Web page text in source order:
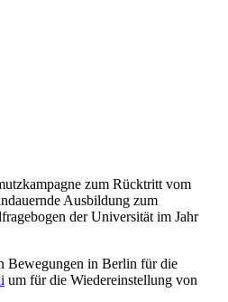
zum Rücktritt vom
Ausbildung zum
der Universität im Jahr
Bewegungen in Berlin für die
um für die Wiedereinstellung von